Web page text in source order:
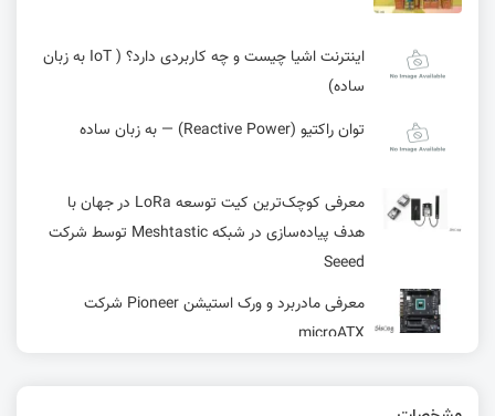
اینترنت اشیا چیست و چه کاربردی دارد؟ ( IoT به زبان
ساده)
توان راکتیو (Reactive Power) — به زبان ساده
معرفی کوچک‌ترین کیت توسعه LoRa در جهان با
هدف پیاده‌سازی در شبکه Meshtastic توسط شرکت
Seeed
معرفی مادربرد و ورک استیشن Pioneer شرکت
microATX